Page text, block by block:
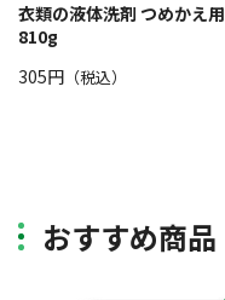
衣類の液体洗剤 つめかえ用
810g
305円 （税込）
おすすめ商品